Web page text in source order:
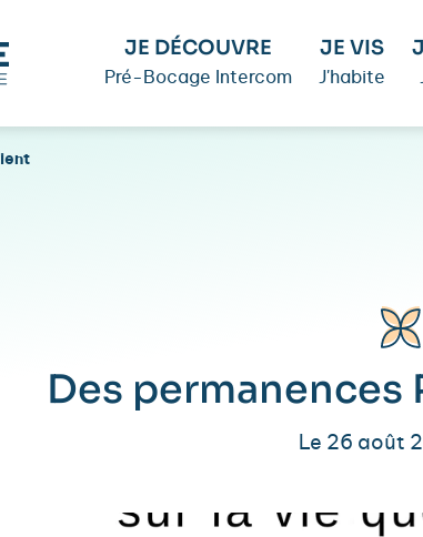
JE DÉCOUVRE
Pré-Bocage Intercom
JE VIS
J'habite
Des permanences
Le 26 août